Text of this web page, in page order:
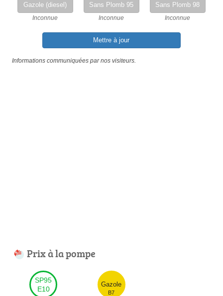
Gazole (diesel)
Inconnue
Sans Plomb 95
Inconnue
Sans Plomb 98
Inconnue
Mettre à jour
Informations communiquées par nos visiteurs.
Prix à la pompe
SP95
E10
Gazole
B7